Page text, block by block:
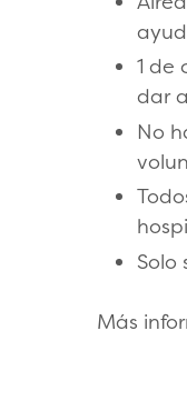
1 de
dar
No
Solo
Más